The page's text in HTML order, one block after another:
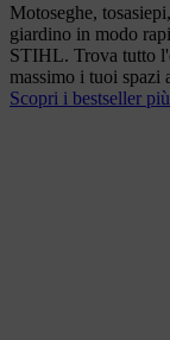
Motoseghe,
giardino in modo
STIHL. Trova tutto
massimo i tuoi spazi
Scopri i bestseller